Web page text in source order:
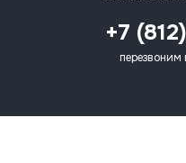
+7
перезвоним